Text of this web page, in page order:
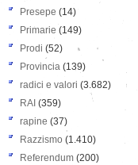
Presepe (14)
Primarie (149)
Prodi (52)
Provincia (139)
radici e valori (3.682)
RAI (359)
rapine (37)
Razzismo (1.410)
Referendum (200)